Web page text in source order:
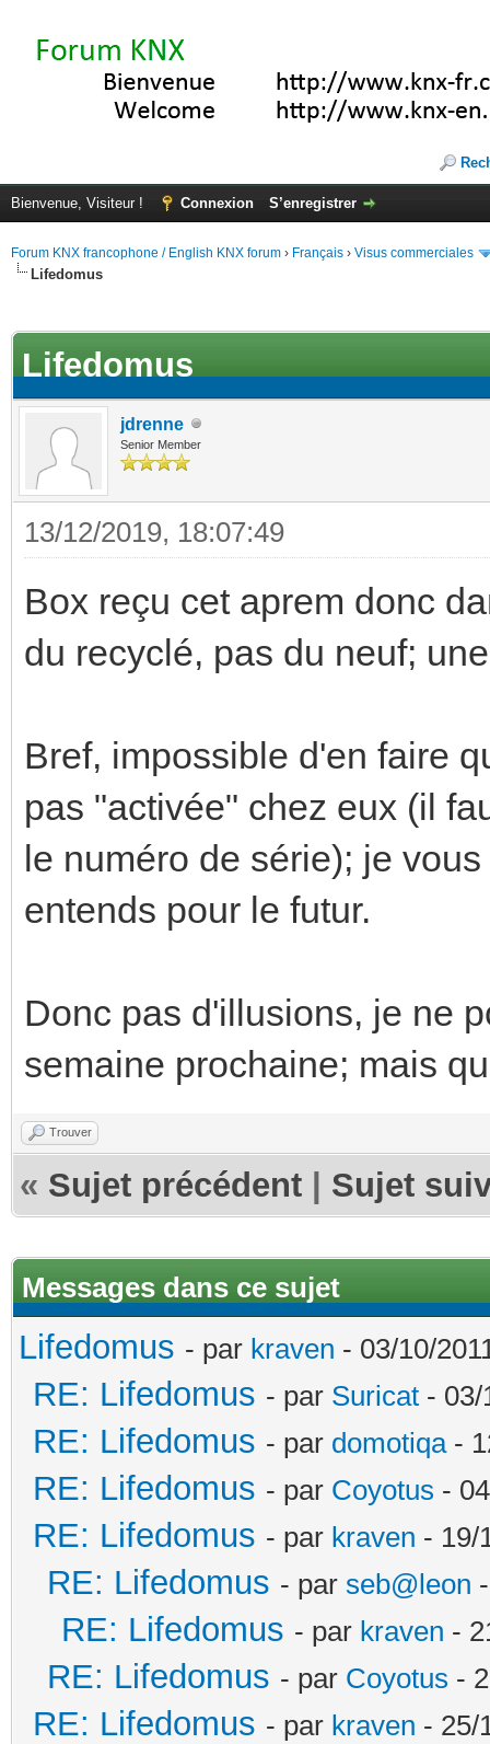
Bienvenue, Visiteur ! Connexion S’enregistrer
Forum KNX francophone / English KNX forum › Français › Visus commerciales
Lifedomus
Lifedomus
jdrenne
Senior Member
13/12/2019, 18:07:49
Box reçu cet aprem donc
du recyclé, pas du neuf;
Bref, impossible d'en faire
pas "activée" chez eux (il
le numéro de série); je
entends pour le futur.
Donc pas d'illusions, je ne
semaine prochaine; mais
Trouver
« Sujet précédent Sujet
Messages dans ce sujet
Lifedomus - par kraven - 03/10/
RE: Lifedomus - par Suricat - 03/
RE: Lifedomus - par domotiqa-
RE: Lifedomus - par Coyotus -
RE: Lifedomus - par kraven - 19/
RE: Lifedomus - par seb@leon
RE: Lifedomus - par kraven -
RE: Lifedomus - par Coyotus -
RE: Lifedomus - par kraven - 25/